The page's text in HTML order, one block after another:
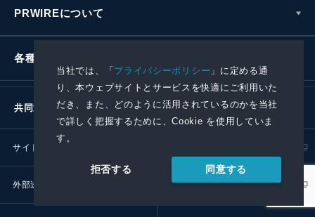
当社では、「プライバシーポリシー 」に定める通
り、本ウェブサイトとサービスを快適にご利用いた
だき、また、どのように活用されているのかを当社
で詳しく把握するために、Cookie を使用していま
す。
拒否する 同意する
PRWIREについて
各種お問い合わせ
共同通信社グループ
サイトポリシー
外部送信ポリシー プレスリリース取扱基準